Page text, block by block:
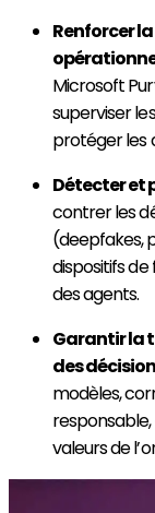
Renforcer
Microsoft
superviser
protéger les
Détecter et
contrer les
(deepfakes,
dispositifs
des agents.
Garantir la
des
modèles,
valeurs de